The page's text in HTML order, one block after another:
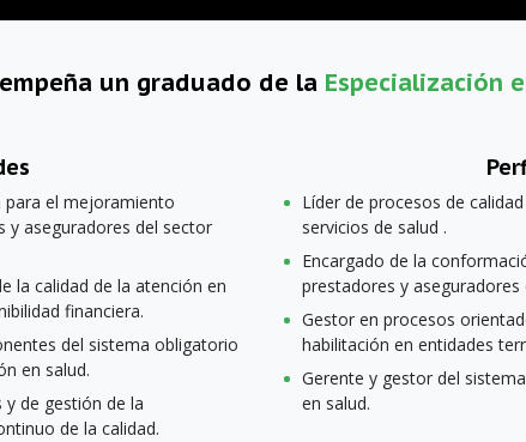
un graduado de la Especialización
el mejoramiento
y aseguradores del sector
la calidad de la atención en
financiera.
del sistema obligatorio
en salud.
de gestión de la
de la calidad.
Líder de procesos de
servicios de salud .
Encargado de la
prestadores y aseguradores
Gestor en procesos
habilitación en entidades
Gerente y gestor del
en salud.